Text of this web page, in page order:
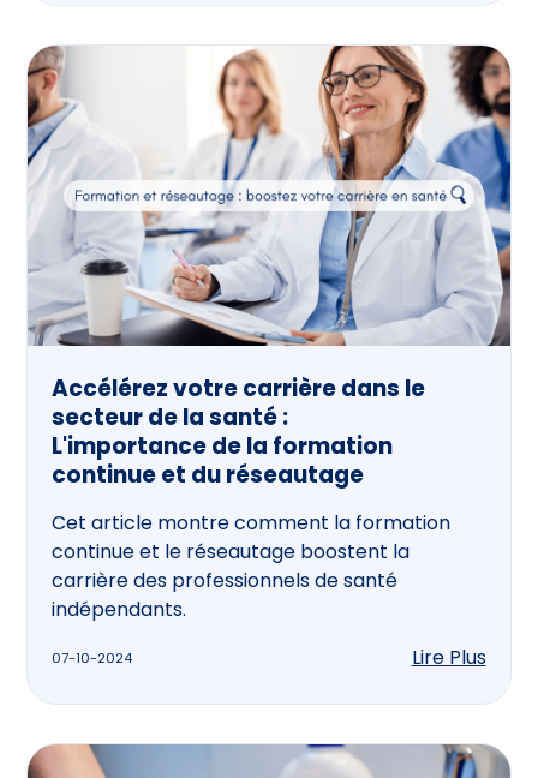
Accélérez votre carrière dans le
secteur de la santé :
L'importance de la formation
continue et du réseautage
Cet article montre comment la formation
continue et le réseautage boostent la
carrière des professionnels de santé
indépendants.
07-10-2024 Lire Plus